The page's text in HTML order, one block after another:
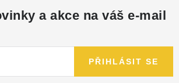
a akce na váš e-mail
PŘIHLÁSIT SE